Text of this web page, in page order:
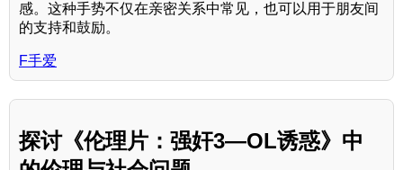
感。这种手势不仅在亲密关系中常见，也可以用于朋友间
的支持和鼓励。
F手爱
探讨《伦理片：强奸3—OL诱惑》中